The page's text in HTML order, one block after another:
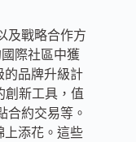
及戰略合作方
際社區中獲
的品牌升級計
創新工具，值
合約交易等。
上添花。這些